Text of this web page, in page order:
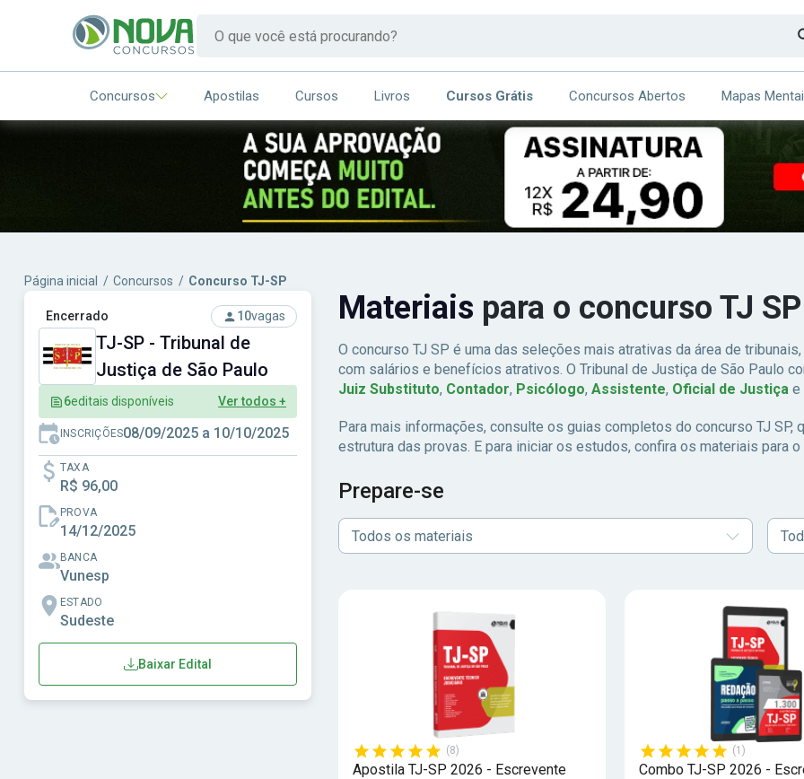
Concursos Apostilas Cursos Livros Cursos Grátis Concursos Abertos Mapas
Página inicial / Concursos / Concurso TJ-SP
Encerrado 10vagas
TJ-SP - Tribunal de
Justiça de São Paulo
6editais disponíveis Ver todos +
INSCRIÇÕES08/09/2025 a 10/10/2025
TAXA
R$ 96,00
PROVA
14/12/2025
BANCA
Vunesp
ESTADO
Sudeste
Baixar Edital
Materiais para o concurso TJ SP
O concurso TJ SP é uma das seleções mais atrativas da área de
com salários e benefícios atrativos. O Tribunal de Justiça de São Paulo
Juiz Substituto, Contador, Psicólogo, Assistente, Oficial de Justiça e
Para mais informações, consulte os guias completos do concurso TJ
estrutura das provas. E para iniciar os estudos, confira os materiais para
Prepare-se
Todos os materiais
(8)
Apostila TJ-SP 2026 - Escrevente
(1)
Combo TJ-SP 2026 -